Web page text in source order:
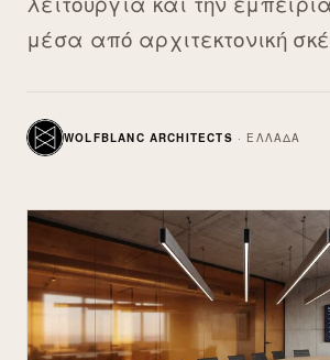
μέσα από αρχιτεκτονική
WOLFBLANC ARCHITECTS · ΕΛΛΆΔΑ